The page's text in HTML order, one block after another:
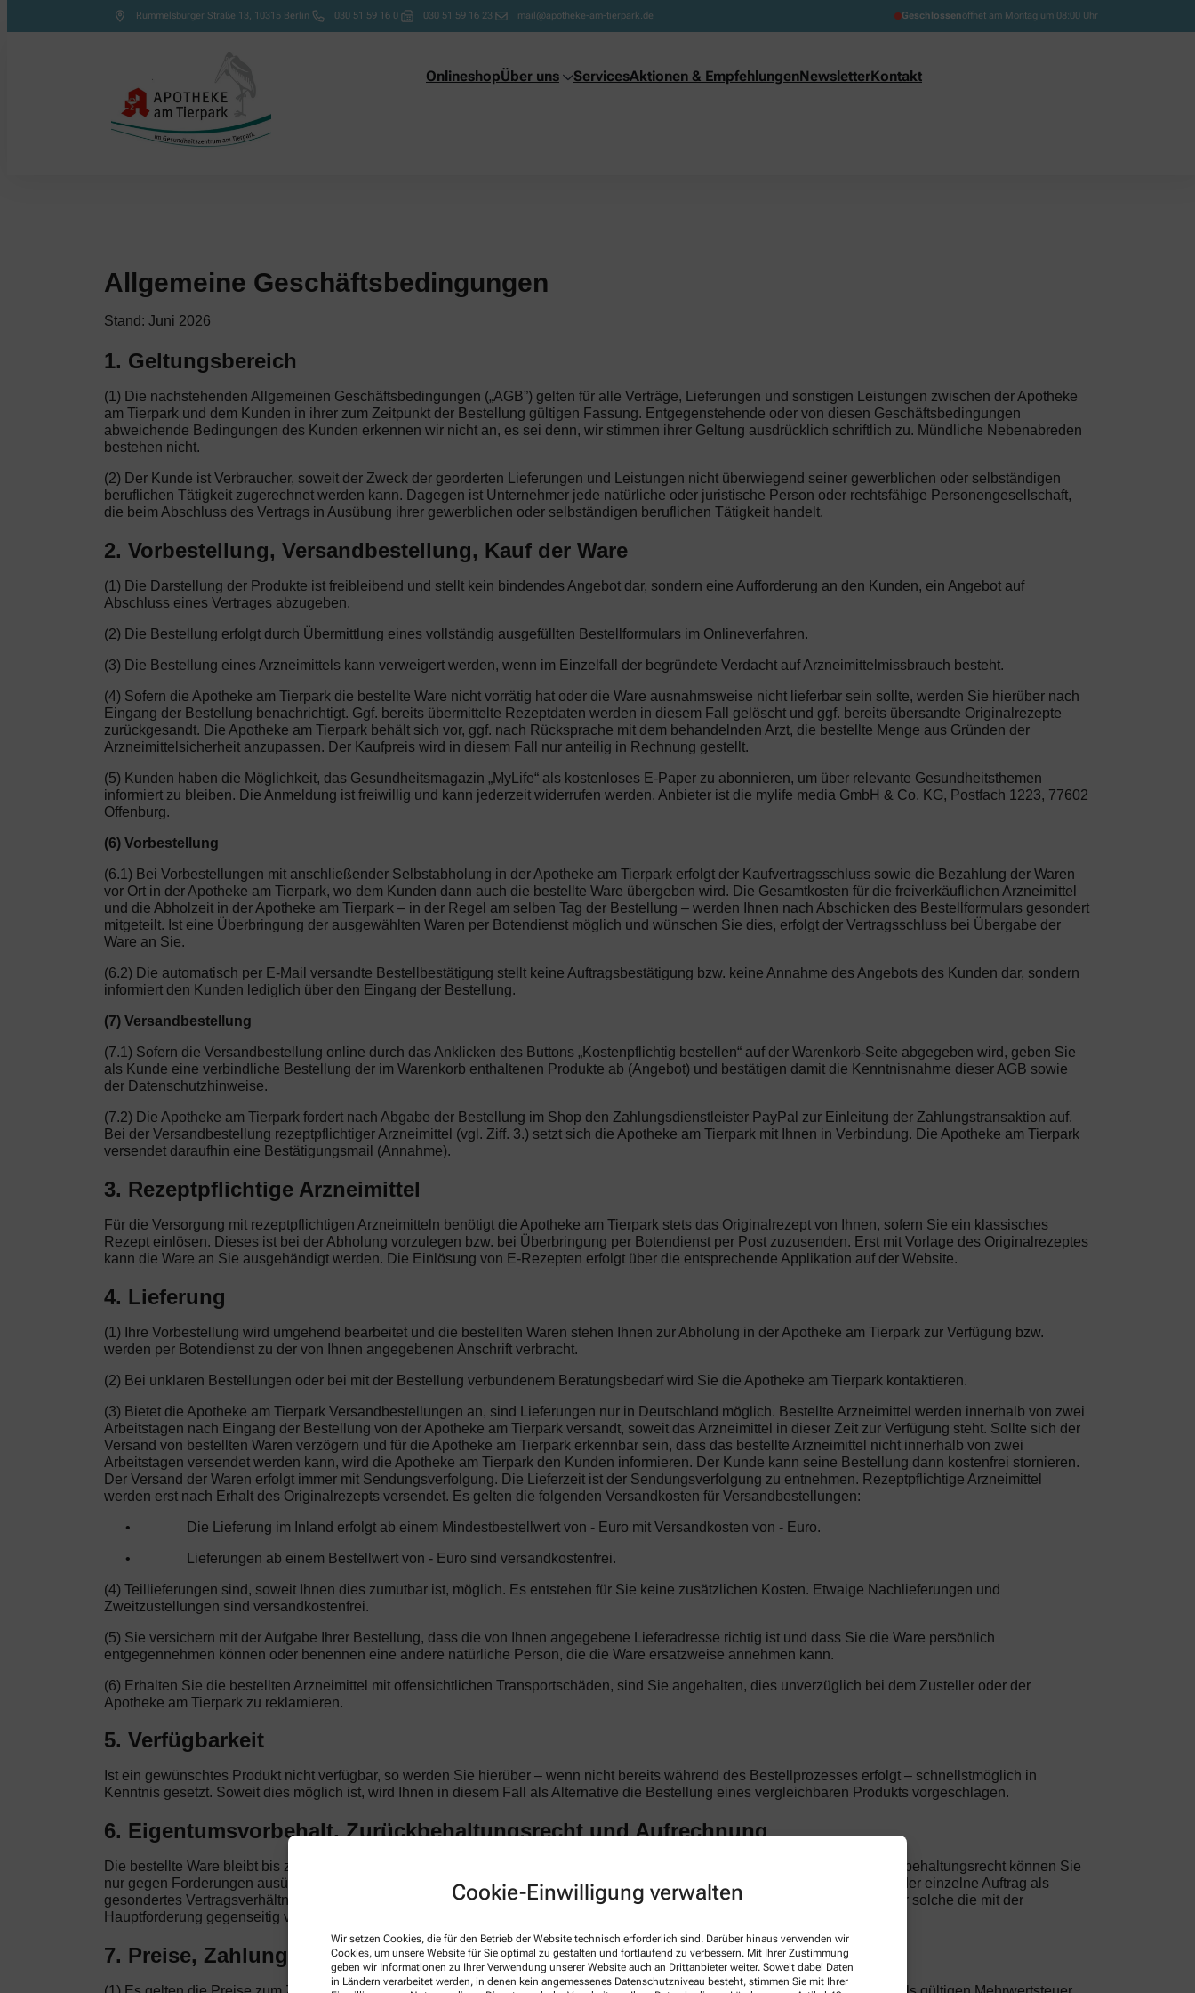
Cookie-Einwilligung verwalten
Wir setzen Cookies, die für den Betrieb der Website technisch erforderlich sind. Darüber hinaus verwenden wir
Cookies, um unsere Website für Sie optimal zu gestalten und fortlaufend zu verbessern. Mit Ihrer Zustimmung
geben wir Informationen zu Ihrer Verwendung unserer Website auch an Drittanbieter weiter. Soweit dabei Daten
in Ländern verarbeitet werden, in denen kein angemessenes Datenschutzniveau besteht, stimmen Sie mit Ihrer
Rummelsburger Straße 13, 10315 Berlin 030 51 59 16 0 030 51 59 16 23 mail@apotheke-am-tierpark.de Geschlossenöffnet am Montag um 08:00 Uhr
OnlineshopÜber uns ServicesAktionen & EmpfehlungenNewsletterKontakt
Allgemeine Geschäftsbedingungen
Stand: Juni 2026
1. Geltungsbereich
(1) Die nachstehenden Allgemeinen Geschäftsbedingungen („AGB”) gelten für alle Verträge, Lieferungen und sonstigen Leistungen zwischen der Apotheke
am Tierpark und dem Kunden in ihrer zum Zeitpunkt der Bestellung gültigen Fassung. Entgegenstehende oder von diesen Geschäftsbedingungen
abweichende Bedingungen des Kunden erkennen wir nicht an, es sei denn, wir stimmen ihrer Geltung ausdrücklich schriftlich zu. Mündliche Nebenabreden
bestehen nicht.
(2) Der Kunde ist Verbraucher, soweit der Zweck der georderten Lieferungen und Leistungen nicht überwiegend seiner gewerblichen oder selbständigen
beruflichen Tätigkeit zugerechnet werden kann. Dagegen ist Unternehmer jede natürliche oder juristische Person oder rechtsfähige Personengesellschaft,
die beim Abschluss des Vertrags in Ausübung ihrer gewerblichen oder selbständigen beruflichen Tätigkeit handelt.
2. Vorbestellung, Versandbestellung, Kauf der Ware
(1) Die Darstellung der Produkte ist freibleibend und stellt kein bindendes Angebot dar, sondern eine Aufforderung an den Kunden, ein Angebot auf
Abschluss eines Vertrages abzugeben.
(2) Die Bestellung erfolgt durch Übermittlung eines vollständig ausgefüllten Bestellformulars im Onlineverfahren.
(3) Die Bestellung eines Arzneimittels kann verweigert werden, wenn im Einzelfall der begründete Verdacht auf Arzneimittelmissbrauch besteht.
(4) Sofern die Apotheke am Tierpark die bestellte Ware nicht vorrätig hat oder die Ware ausnahmsweise nicht lieferbar sein sollte, werden Sie hierüber nach
Eingang der Bestellung benachrichtigt. Ggf. bereits übermittelte Rezeptdaten werden in diesem Fall gelöscht und ggf. bereits übersandte Originalrezepte
zurückgesandt. Die Apotheke am Tierpark behält sich vor, ggf. nach Rücksprache mit dem behandelnden Arzt, die bestellte Menge aus Gründen der
Arzneimittelsicherheit anzupassen. Der Kaufpreis wird in diesem Fall nur anteilig in Rechnung gestellt.
(5) Kunden haben die Möglichkeit, das Gesundheitsmagazin „MyLife“ als kostenloses E-Paper zu abonnieren, um über relevante Gesundheitsthemen
informiert zu bleiben. Die Anmeldung ist freiwillig und kann jederzeit widerrufen werden. Anbieter ist die mylife media GmbH & Co. KG, Postfach 1223, 77602
Offenburg.
(6) Vorbestellung
(6.1) Bei Vorbestellungen mit anschließender Selbstabholung in der Apotheke am Tierpark erfolgt der Kaufvertragsschluss sowie die Bezahlung der Waren
vor Ort in der Apotheke am Tierpark, wo dem Kunden dann auch die bestellte Ware übergeben wird. Die Gesamtkosten für die freiverkäuflichen Arzneimittel
und die Abholzeit in der Apotheke am Tierpark – in der Regel am selben Tag der Bestellung – werden Ihnen nach Abschicken des Bestellformulars gesondert
mitgeteilt. Ist eine Überbringung der ausgewählten Waren per Botendienst möglich und wünschen Sie dies, erfolgt der Vertragsschluss bei Übergabe der
Ware an Sie.
(6.2) Die automatisch per E-Mail versandte Bestellbestätigung stellt keine Auftragsbestätigung bzw. keine Annahme des Angebots des Kunden dar, sondern
informiert den Kunden lediglich über den Eingang der Bestellung.
(7) Versandbestellung
(7.1) Sofern die Versandbestellung online durch das Anklicken des Buttons „Kostenpflichtig bestellen“ auf der Warenkorb-Seite abgegeben wird, geben Sie
als Kunde eine verbindliche Bestellung der im Warenkorb enthaltenen Produkte ab (Angebot) und bestätigen damit die Kenntnisnahme dieser AGB sowie
der Datenschutzhinweise.
(7.2) Die Apotheke am Tierpark fordert nach Abgabe der Bestellung im Shop den Zahlungsdienstleister PayPal zur Einleitung der Zahlungstransaktion auf.
Bei der Versandbestellung rezeptpflichtiger Arzneimittel (vgl. Ziff. 3.) setzt sich die Apotheke am Tierpark mit Ihnen in Verbindung. Die Apotheke am Tierpark
versendet daraufhin eine Bestätigungsmail (Annahme).
3. Rezeptpflichtige Arzneimittel
Für die Versorgung mit rezeptpflichtigen Arzneimitteln benötigt die Apotheke am Tierpark stets das Originalrezept von Ihnen, sofern Sie ein klassisches
Rezept einlösen. Dieses ist bei der Abholung vorzulegen bzw. bei Überbringung per Botendienst per Post zuzusenden. Erst mit Vorlage des Originalrezeptes
kann die Ware an Sie ausgehändigt werden. Die Einlösung von E-Rezepten erfolgt über die entsprechende Applikation auf der Website.
4. Lieferung
(1) Ihre Vorbestellung wird umgehend bearbeitet und die bestellten Waren stehen Ihnen zur Abholung in der Apotheke am Tierpark zur Verfügung bzw.
werden per Botendienst zu der von Ihnen angegebenen Anschrift verbracht.
(2) Bei unklaren Bestellungen oder bei mit der Bestellung verbundenem Beratungsbedarf wird Sie die Apotheke am Tierpark kontaktieren.
(3) Bietet die Apotheke am Tierpark Versandbestellungen an, sind Lieferungen nur in Deutschland möglich. Bestellte Arzneimittel werden innerhalb von zwei
Arbeitstagen nach Eingang der Bestellung von der Apotheke am Tierpark versandt, soweit das Arzneimittel in dieser Zeit zur Verfügung steht. Sollte sich der
Versand von bestellten Waren verzögern und für die Apotheke am Tierpark erkennbar sein, dass das bestellte Arzneimittel nicht innerhalb von zwei
Arbeitstagen versendet werden kann, wird die Apotheke am Tierpark den Kunden informieren. Der Kunde kann seine Bestellung dann kostenfrei stornieren.
Der Versand der Waren erfolgt immer mit Sendungsverfolgung. Die Lieferzeit ist der Sendungsverfolgung zu entnehmen. Rezeptpflichtige Arzneimittel
werden erst nach Erhalt des Originalrezepts versendet. Es gelten die folgenden Versandkosten für Versandbestellungen:
• Die Lieferung im Inland erfolgt ab einem Mindestbestellwert von - Euro mit Versandkosten von - Euro.
• Lieferungen ab einem Bestellwert von - Euro sind versandkostenfrei.
(4) Teillieferungen sind, soweit Ihnen dies zumutbar ist, möglich. Es entstehen für Sie keine zusätzlichen Kosten. Etwaige Nachlieferungen und
Zweitzustellungen sind versandkostenfrei.
(5) Sie versichern mit der Aufgabe Ihrer Bestellung, dass die von Ihnen angegebene Lieferadresse richtig ist und dass Sie die Ware persönlich
entgegennehmen können oder benennen eine andere natürliche Person, die die Ware ersatzweise annehmen kann.
(6) Erhalten Sie die bestellten Arzneimittel mit offensichtlichen Transportschäden, sind Sie angehalten, dies unverzüglich bei dem Zusteller oder der
Apotheke am Tierpark zu reklamieren.
5. Verfügbarkeit
Ist ein gewünschtes Produkt nicht verfügbar, so werden Sie hierüber – wenn nicht bereits während des Bestellprozesses erfolgt – schnellstmöglich in
Kenntnis gesetzt. Soweit dies möglich ist, wird Ihnen in diesem Fall als Alternative die Bestellung eines vergleichbaren Produkts vorgeschlagen.
6. Eigentumsvorbehalt, Zurückbehaltungsrecht und Aufrechnung
Die bestellte Ware bleibt bis zur vollständigen Begleichung des Kaufpreises im Eigentum der Apotheke am Tierpark. Ein Zurückbehaltungsrecht können Sie
nur gegen Forderungen ausüben, die auf demselben Vertragsverhältnis beruhen. Im Falle laufender Geschäftsbeziehung gilt jeder einzelne Auftrag als
gesondertes Vertragsverhältnis. Nur von der Apotheke am Tierpark anerkannte oder rechtskräftig festgestellte Forderungen, oder solche die mit der
Hauptforderung gegenseitig verknüpft sind, berechtigen Sie zur Aufrechnung.
7. Preise, Zahlung